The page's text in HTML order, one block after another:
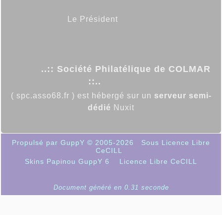
Le Président
..:: Société Philatélique de COLMAR
::..
( spc.asso68.fr ) est hébergé sur un serveur semi-
dédié Nuxit
Propulsé par GuppY © 2005-2026
Sous Licence Libre
CeCILL
Skins Papinou GuppY 6
Licence Libre CeCILL
Document généré en 0.31 seconde